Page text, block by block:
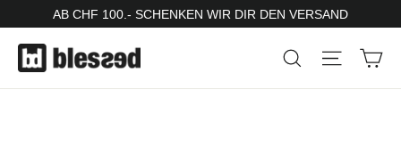
Inhalt
AB CHF 100.- SCHENKEN WIR DIR DEN VERSAND
Suche